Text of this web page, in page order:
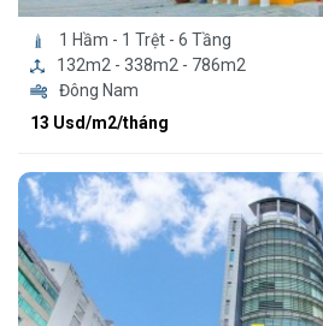
1 Hầm - 1 Trệt - 6 Tầng
132m2 - 338m2 - 786m2
Đông Nam
13 Usd/m2/tháng